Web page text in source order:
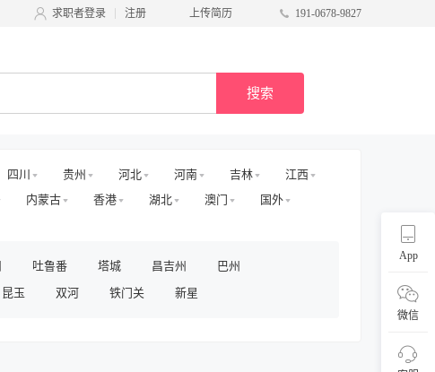
求职者登录 注册 上传简历 191-0678-9827
搜索
四川 贵州 河北 河南 吉林
江西
内蒙古 香港 湖北 澳门
国外
吐鲁番 塔城 昌吉州
巴州
昆玉 双河 铁门关 新星
App
微信